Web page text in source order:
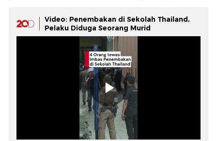
Video: Penembakan di Sekolah Thailand,
Pelaku Diduga Seorang Murid